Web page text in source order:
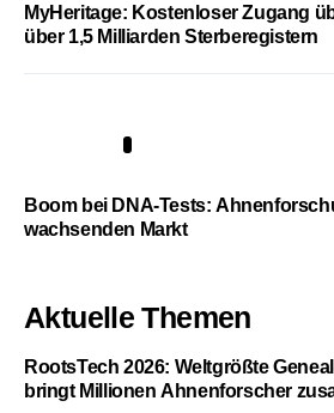
MyHeritage: Kostenloser Zugang
über 1,5 Milliarden Sterberegistern
Boom bei DNA-Tests:
wachsenden Markt
Aktuelle Themen
RootsTech 2026: Weltgrößte
bringt Millionen Ahnenforscher